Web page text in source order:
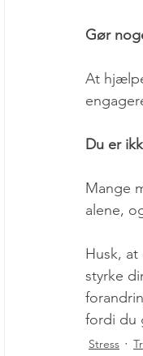
Gør
At
Du er
Mange
alene,
Husk,
styrke
fordi du
Stress